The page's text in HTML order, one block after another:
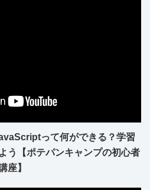
って何ができる？学習
う【ポテパンキャンプの初心者
座】